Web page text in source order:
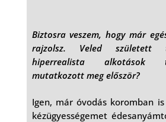
Biztosra veszem, hogy már
rajzolsz. Veled született
hiperrealista alkotások
mutatkozott meg először?
Igen, már óvodás koromban
kézügyességemet